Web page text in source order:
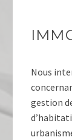
Nous
gestion